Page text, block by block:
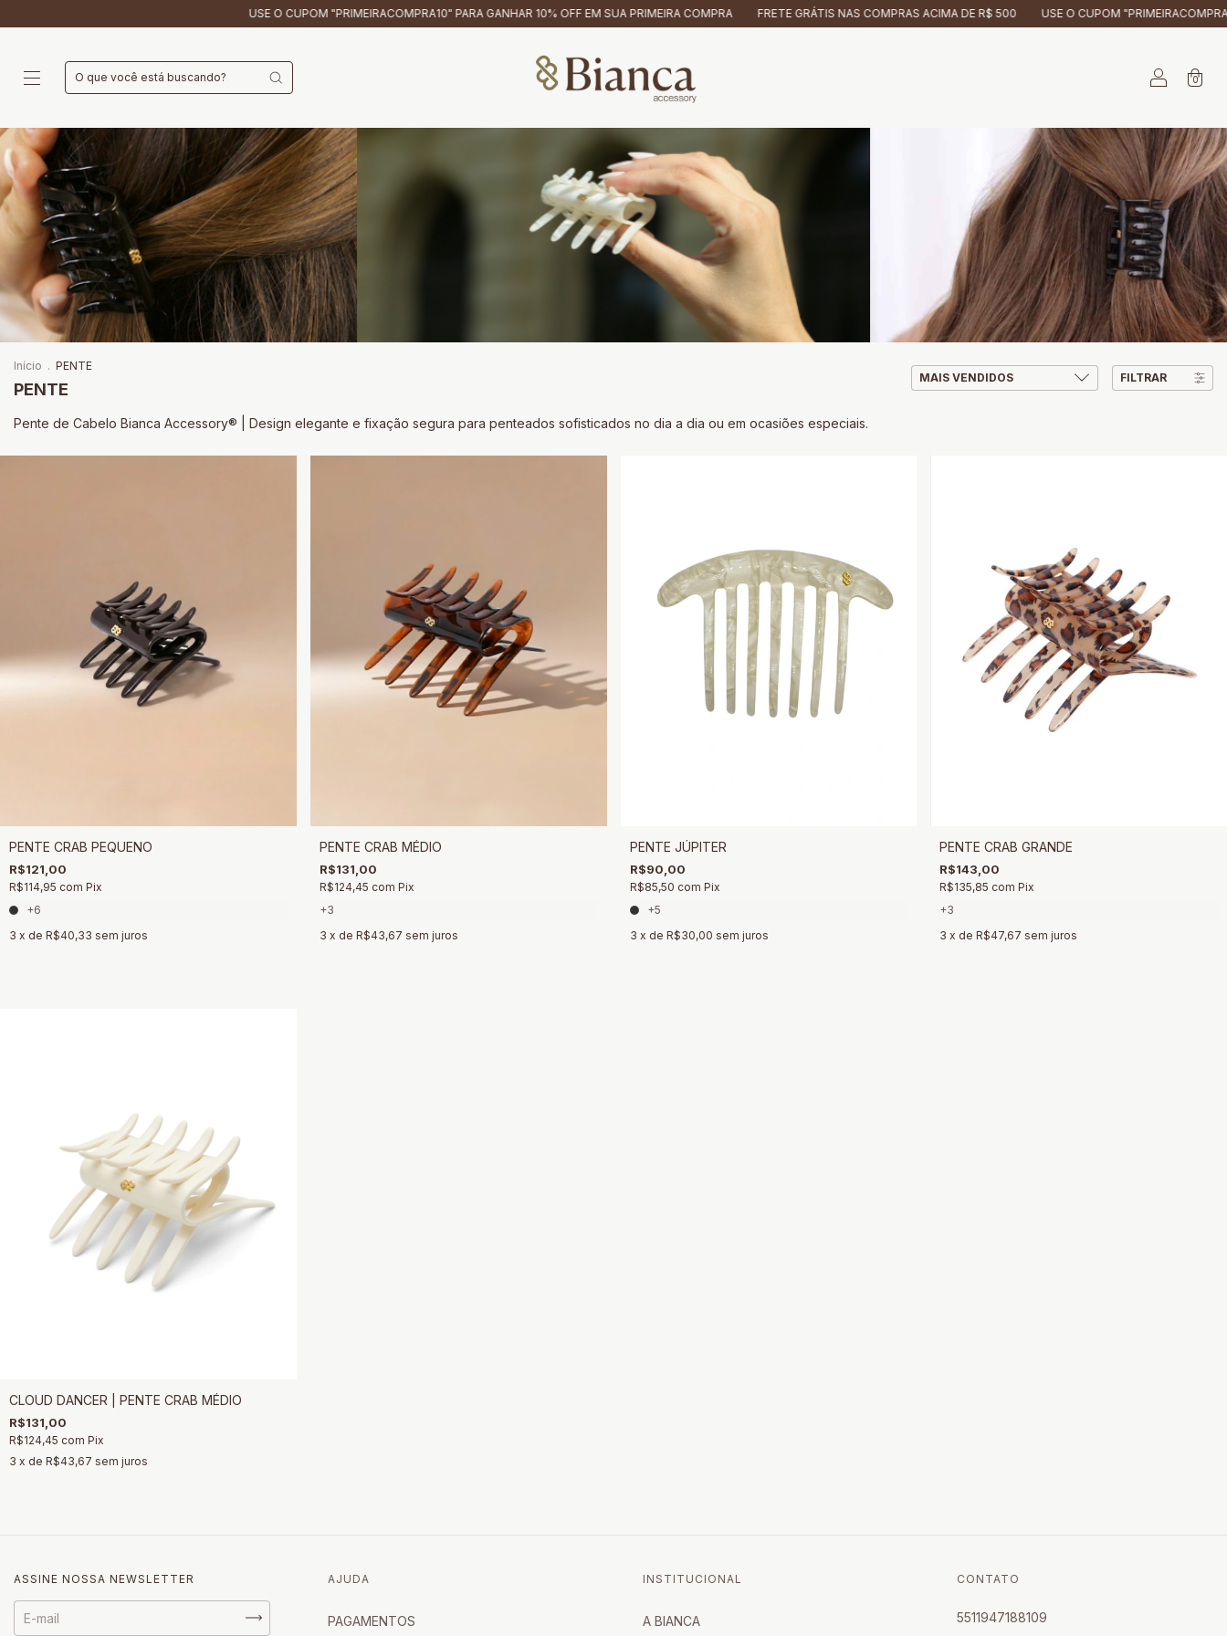
USE O CUPOM "PRIMEIRACOMPRA10" PARA GANHAR 10% OFF EM SUA PRIMEIRA COMPRA FRETE GRÁTIS NAS COMPRAS ACIMA DE R$ 500 USE O CUPOM "PRIMEIRACOMPRA10" PARA
0
Início . PENTE
PENTE
FILTRAR
Pente de Cabelo Bianca Accessory® | Design elegante e fixação segura para penteados sofisticados no dia a dia ou em ocasiões especiais.
PENTE CRAB PEQUENO
R$121,00
R$114,95 com Pix
+6
3 x de R$40,33 sem juros
PENTE CRAB MÉDIO
R$131,00
R$124,45 com Pix
+3
3 x de R$43,67 sem juros
PENTE JÚPITER
R$90,00
R$85,50 com Pix
+5
3 x de R$30,00 sem juros
PENTE CRAB GRANDE
R$143,00
R$135,85 com Pix
+3
3 x deR$47,67 sem juros
CLOUD DANCER | PENTE CRAB MÉDIO
R$131,00
R$124,45 com Pix
3 x de R$43,67 sem juros
ASSINE NOSSA NEWSLETTER AJUDA
PAGAMENTOS
INSTITUCIONAL
A BIANCA
CONTATO
5511947188109